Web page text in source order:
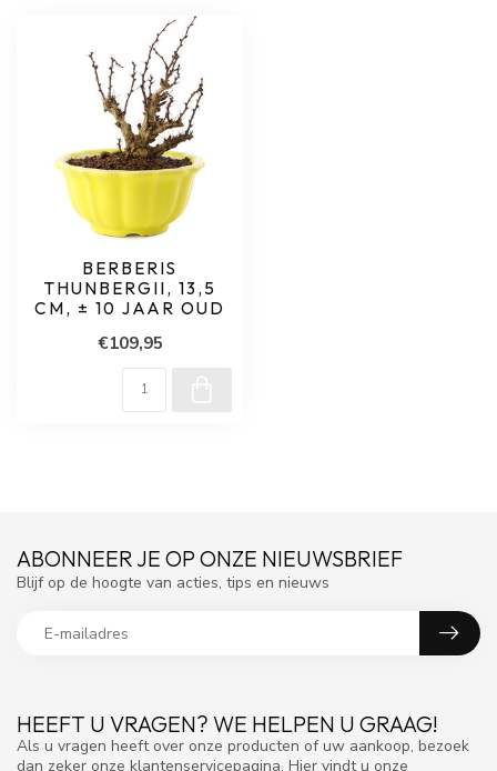
BERBERIS
THUNBERGII, 13,5
CM, ± 10 JAAR OUD
€109,95
HEEFT U VRAGEN? WE HELPEN U GRAAG!
Als u vragen heeft over onze producten of uw aankoop, bezoek
dan zeker onze klantenservicepagina. Hier vindt u onze
ABONNEER JE OP ONZE NIEUWSBRIEF
Blijf op de hoogte van acties, tips en nieuws